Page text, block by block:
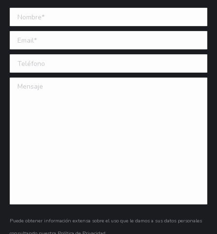
Nombre *
Email (requerido)
Teléfono
Mensaje
Puede obtener información extensa sobre el uso que le damos a sus datos personales